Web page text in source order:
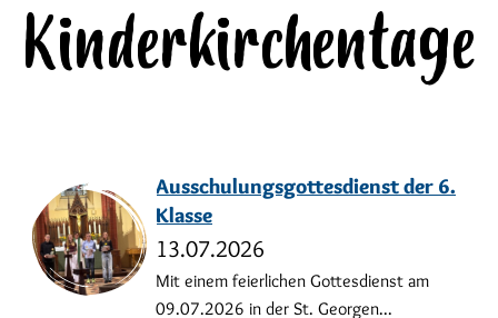
Kinderkirchentage
Ausschulungsgottesdienst der 6.
Klasse
13.07.2026
Mit einem feierlichen Gottesdienst am
09.07.2026 in der St. Georgen...